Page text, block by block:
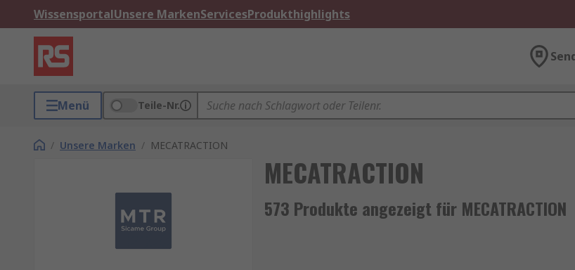
WissensportalUnsere MarkenServicesProdukthighlights
Menü Teile-Nr.
/ Unsere Marken / MECATRACTION
MECATRACTION
573 Produkte angezeigt für MECATRACTION